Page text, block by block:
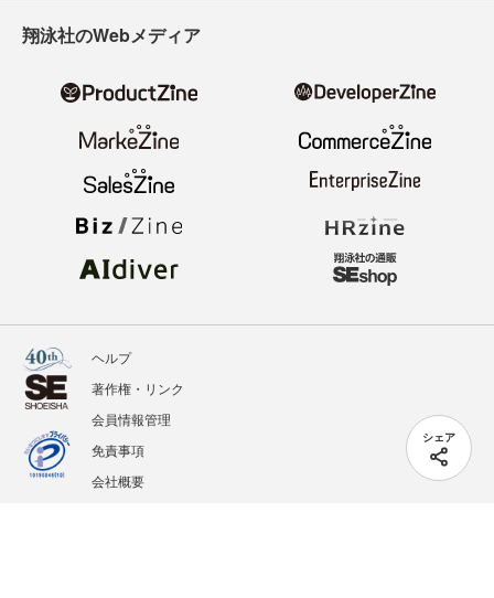
シェア
翔泳社のWebメディア
ヘルプ
著作権・リンク
会員情報管理
免責事項
会社概要